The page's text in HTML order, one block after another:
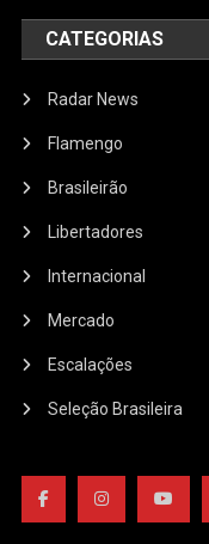
CATEGORIAS
Radar News
Flamengo
Brasileirão
Libertadores
Internacional
Mercado
Escalações
Seleção Brasileira